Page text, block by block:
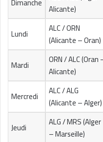
Dimanche Alicante)
Lundi
ALC / ORN
(Alicante – Oran)
Mardi
ORN / ALC (Oran
Alicante)
Mercredi
ALC / ALG
(Alicante – Alger)
Jeudi
ALG / MRS (Alger
– Marseille)